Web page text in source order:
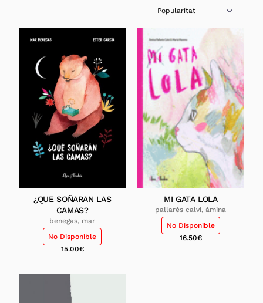
Sort Products
¿QUE SOÑARAN LAS
CAMAS?
benegas, mar
No Disponible
15.00€
MI GATA LOLA
pallarés calvi, ámina
No Disponible
16.50€